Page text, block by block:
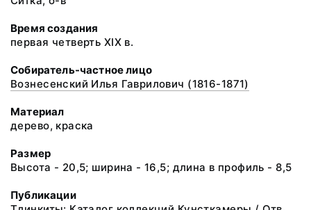
Время создания
первая четверть XIX в.
Собиратель-частное лицо
Вознесенский Илья Гаврилович (1816-1871)
Материал
дерево, краска
Размер
Высота - 20,5; ширина - 16,5; длина в профиль - 8,5
Публикации